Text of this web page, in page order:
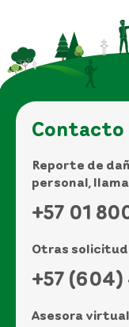
Contacto
Reporte de
personal,
+57 01
Otras
+57 (604)
Asesora